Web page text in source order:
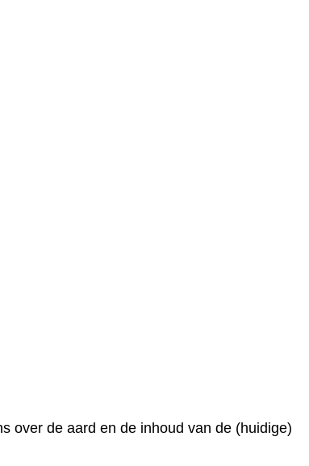
over de aard en de inhoud van de (huidige)